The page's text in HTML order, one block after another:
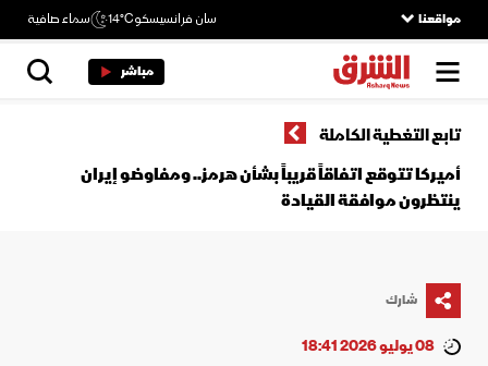
مواقعنا سان فرانسيسكو14°C سماء صافية
مباشر
تابع التغطية الكاملة
أميركا تتوقع اتفاقاً قريباً بشأن هرمز.. ومفاوضو إيران
ينتظرون موافقة القيادة
شارك
08 يوليو 2026 18:41